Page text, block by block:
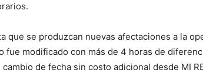
que se produzcan nuevas afectaciones a la
fue modificado con más de 4 horas de
de fecha sin costo adicional desde MI